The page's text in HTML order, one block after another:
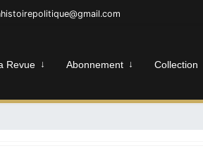
Revue Abonnement Collection